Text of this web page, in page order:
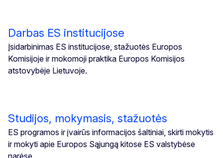
Darbas ES institucijose
Įsidarbinimas ES institucijose, stažuotės Europos
Komisijoje ir mokomoji praktika Europos Komisijos
atstovybėje Lietuvoje.
Studijos, mokymasis, stažuotės
ES programos ir įvairūs informacijos šaltiniai, skirti mokytis
ir mokyti apie Europos Sąjungą kitose ES valstybėse